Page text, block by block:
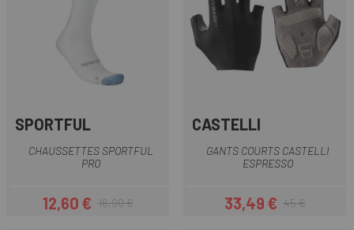
SPORTFUL
CHAUSSETTES SPORTFUL
PRO
Prix
12,60 €Prix habituel
16,90 €
CASTELLI
GANTS COURTS CASTELLI
ESPRESSO
Prix
33,49 €Prix habituel
45 €